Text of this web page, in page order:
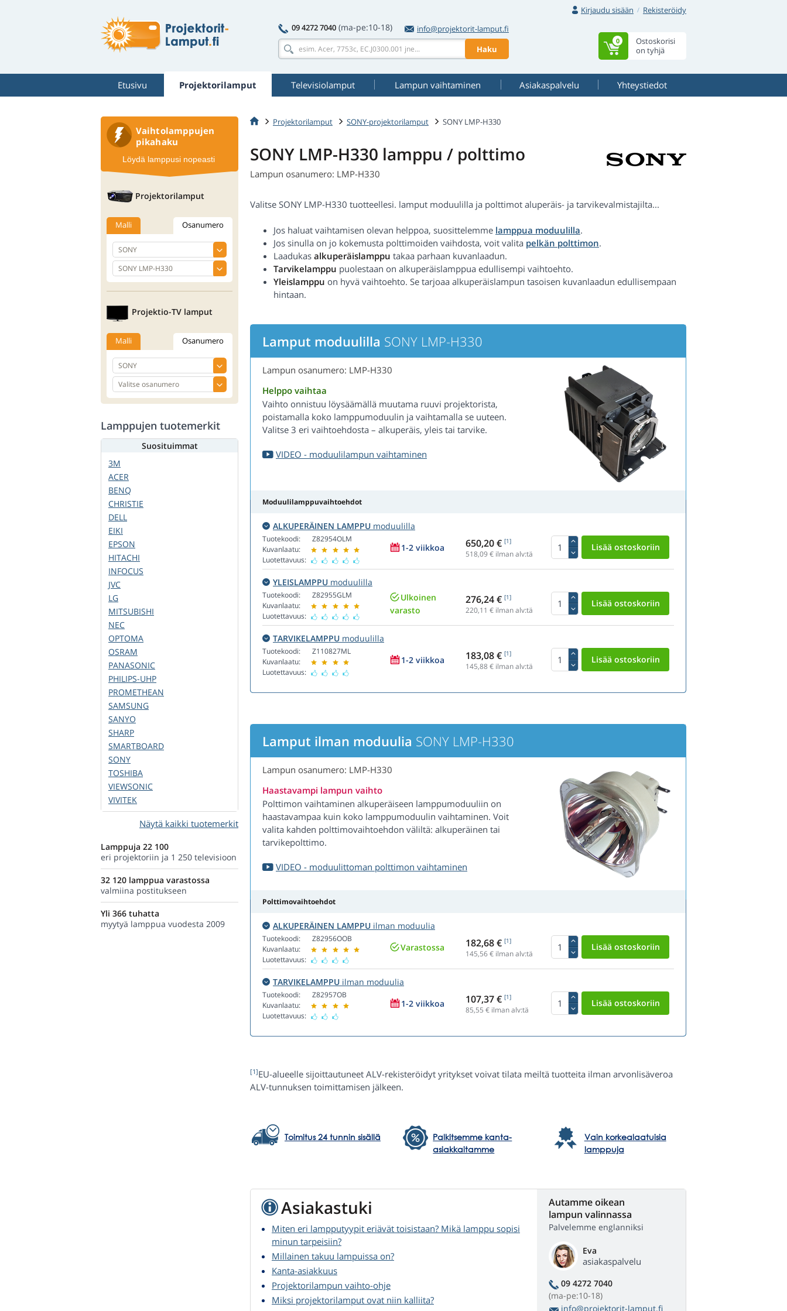
Kirjaudu sisään
Rekisteröidy
09 4272 7040 (ma-pe:10-18)
info@projektorit-lamput.fi
Haku
Ostoskorisi
on tyhjä
0
Etusivu Projektorilamput Televisiolamput Lampun vaihtaminen Asiakaspalvelu Yhteystiedot
Projektorilamput SONY-projektorilamput SONY LMP-H330
SONY LMP-H330 lamppu / polttimo
Lampun osanumero: LMP-H330
Valitse SONY LMP-H330 tuotteellesi. lamput moduulilla ja polttimot aluperäis- ja tarvikevalmistajilta...
Jos haluat vaihtamisen olevan helppoa, suosittelemme lamppua moduulilla.
Jos sinulla on jo kokemusta polttimoiden vaihdosta, voit valita pelkän polttimon.
Laadukas alkuperäislamppu takaa parhaan kuvanlaadun.
Tarvikelamppu puolestaan on alkuperäislamppua edullisempi vaihtoehto.
Yleislamppu on hyvä vaihtoehto. Se tarjoaa alkuperäislampun tasoisen kuvanlaadun edullisempaan
hintaan.
Lamput moduulilla SONY LMP-H330
Lampun osanumero: LMP-H330
Helppo vaihtaa
Vaihto onnistuu löysäämällä muutama ruuvi projektorista,
poistamalla koko lamppumoduulin ja vaihtamalla se uuteen.
Valitse 3 eri vaihtoehdosta – alkuperäis, yleis tai tarvike.
VIDEO - moduulilampun vaihtaminen
Moduulilamppuvaihtoehdot
ALKUPERÄINEN LAMPPU moduulilla
Tuotekoodi:
Kuvanlaatu:
Luotettavuus:
Z82954OLM
1-2 viikkoa 650,20 € [1]
518,09€ ilman alv:tä
YLEISLAMPPU moduulilla
Tuotekoodi:
Kuvanlaatu:
Luotettavuus:
Z82955GLM
Ulkoinen
varasto
276,24 € [1]
220,11 € ilman alv:tä
TARVIKELAMPPU moduulilla
Tuotekoodi:
Kuvanlaatu:
Luotettavuus:
Z110827ML
1-2 viikkoa 183,08 € [1]
145,88€ ilman alv:tä
Lamput ilman moduulia SONY LMP-H330
Lampun osanumero: LMP-H330
Haastavampi lampun vaihto
Polttimon vaihtaminen alkuperäiseen lamppumoduuliin on
haastavampaa kuin koko lamppumoduulin vaihtaminen. Voit
valita kahden polttimovaihtoehdon väliltä: alkuperäinen tai
tarvikepolttimo.
VIDEO - moduulittoman polttimon vaihtaminen
Polttimovaihtoehdot
ALKUPERÄINEN LAMPPU ilman moduulia
Tuotekoodi:
Kuvanlaatu:
Luotettavuus:
Z82956OOB
Varastossa 182,68 € [1]
145,56€ ilman alv:tä
TARVIKELAMPPU ilman moduulia
Tuotekoodi:
Kuvanlaatu:
Luotettavuus:
Z82957OB
1-2 viikkoa 107,37 € [1]
85,55 € ilman alv:tä
[1]EU-alueelle sijoittautuneet ALV-rekisteröidyt yritykset voivat tilata meiltä tuotteita ilman arvonlisäveroa
ALV-tunnuksen toimittamisen jälkeen.
Toimitus 24 tunnin sisällä
Palkitsemme kanta-
asiakkaitamme
Vain korkealaatuisia
lamppuja
Asiakastuki
Miten eri lampputyypit eriävät toisistaan? Mikä lamppu sopisi
minun tarpeisiin?
Millainen takuu lampuissa on?
Kanta-asiakkuus
Projektorilampun vaihto-ohje
Miksi projektorilamput ovat niin kalliita?
Autamme oikean
lampun valinnassa
Palvelemme englanniksi
Eva
asiakaspalvelu
09 4272 7040
(ma-pe:10-18)
info@projektorit-lamput.fi
Vaihtolamppujen
pikahaku
Löydä lamppusi nopeasti
Projektorilamput
Malli Osanumero
Projektio-TV lamput
Malli Osanumero
Lamppujen tuotemerkit
Suosituimmat
3M
ACER
BENQ
CHRISTIE
DELL
EIKI
EPSON
HITACHI
INFOCUS
JVC
LG
MITSUBISHI
NEC
OPTOMA
OSRAM
PANASONIC
PHILIPS-UHP
PROMETHEAN
SAMSUNG
SANYO
SHARP
SMARTBOARD
SONY
TOSHIBA
VIEWSONIC
VIVITEK
Näytä kaikki tuotemerkit
Lamppuja 22 100
eri projektoriin ja 1 250 televisioon
32 120 lamppua varastossa
valmiina postitukseen
Yli 366 tuhatta
myytyä lamppua vuodesta 2009